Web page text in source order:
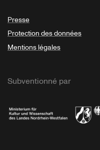
Presse
Protection des données
Mentions légales
Subventionné par